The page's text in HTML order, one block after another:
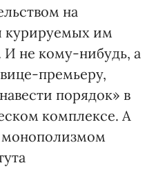
на
курируемых им
И не кому-нибудь, а
премьеру,
порядок» в
комплексе. А
монополизмом